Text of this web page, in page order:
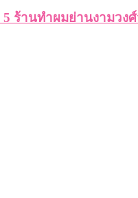
ร้านทำผมย่านงามวง